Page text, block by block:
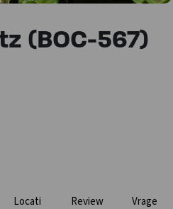
(BOC-567)
Locati
Review
Vrage